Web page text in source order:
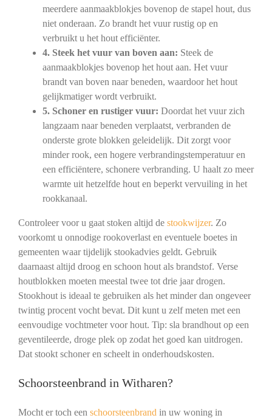
meerdere aanmaakblokjes bovenop de stapel hout, dus
niet onderaan. Zo brandt het vuur rustig op en
verbruikt u het hout efficiënter.
4. Steek het vuur van boven aan: Steek de
aanmaakblokjes bovenop het hout aan. Het vuur
brandt van boven naar beneden, waardoor het hout
gelijkmatiger wordt verbruikt.
5. Schoner en rustiger vuur: Doordat het vuur zich
langzaam naar beneden verplaatst, verbranden de
onderste grote blokken geleidelijk. Dit zorgt voor
minder rook, een hogere verbrandingstemperatuur en
een efficiëntere, schonere verbranding. U haalt zo meer
warmte uit hetzelfde hout en beperkt vervuiling in het
rookkanaal.
Controleer voor u gaat stoken altijd de stookwijzer. Zo
voorkomt u onnodige rookoverlast en eventuele boetes in
gemeenten waar tijdelijk stookadvies geldt. Gebruik
daarnaast altijd droog en schoon hout als brandstof. Verse
houtblokken moeten meestal twee tot drie jaar drogen.
Stookhout is ideaal te gebruiken als het minder dan ongeveer
twintig procent vocht bevat. Dit kunt u zelf meten met een
eenvoudige vochtmeter voor hout. Tip: sla brandhout op een
geventileerde, droge plek op zodat het goed kan uitdrogen.
Dat stookt schoner en scheelt in onderhoudskosten.
Schoorsteenbrand in Witharen?
Mocht er toch een schoorsteenbrand in uw woning in